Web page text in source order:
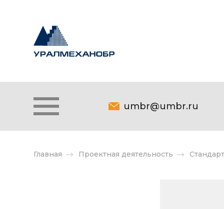
umbr@umbr.ru
Главная Проектная деятельность